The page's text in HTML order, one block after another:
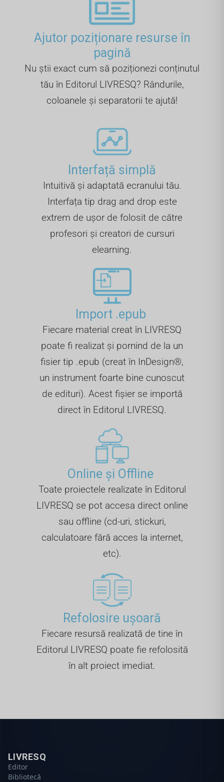
Ajutor poziționare resurse în
pagină
Nu știi exact cum să poziționezi conținutul
tău în Editorul LIVRESQ? Rândurile,
coloanele și separatorii te ajută!
Interfață simplă
Intuitivă și adaptată ecranului tău.
Interfața tip drag and drop este
extrem de ușor de folosit de către
profesori și creatori de cursuri
elearning.
Import .epub ​
Fiecare material creat în LIVRESQ
poate fi realizat și pornind de la un
fisier tip .epub (creat în InDesign®,
un instrument foarte bine cunoscut
de edituri). Acest fișier se importă
direct în Editorul LIVRESQ.
Online și Offline ​
Toate proiectele realizate în Editorul
LIVRESQ se pot accesa direct online
sau offline (cd-uri, stickuri,
calculatoare fără acces la internet,
etc).
Refolosire ușoară
Fiecare resursă realizată de tine în
Editorul LIVRESQ poate fie refolosită
în alt proiect imediat.
LIVRESQ
Editor
Bibliotecă